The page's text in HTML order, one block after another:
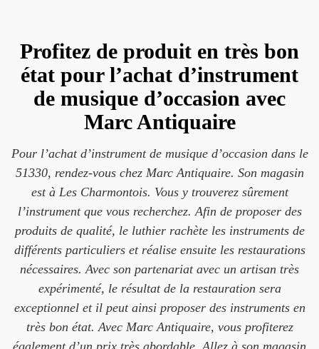
Profitez de produit en très bon
état pour l’achat d’instrument
de musique d’occasion avec
Marc Antiquaire
Pour l’achat d’instrument de musique d’occasion dans le
51330, rendez-vous chez Marc Antiquaire. Son magasin
est à Les Charmontois. Vous y trouverez sûrement
l’instrument que vous recherchez. Afin de proposer des
produits de qualité, le luthier rachète les instruments de
différents particuliers et réalise ensuite les restaurations
nécessaires. Avec son partenariat avec un artisan très
expérimenté, le résultat de la restauration sera
exceptionnel et il peut ainsi proposer des instruments en
très bon état. Avec Marc Antiquaire, vous profiterez
également d’un prix très abordable. Allez à son magasin